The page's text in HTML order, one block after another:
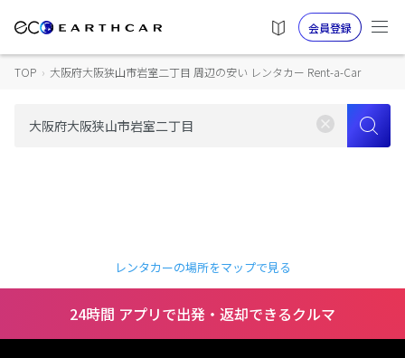
会員登録
TOP › 大阪府大阪狭山市岩室二丁目 周辺の安い レンタカー Rent-a-Car
レンタカーの場所をマップで見る
24時間 アプリで出発・返却できるクルマ